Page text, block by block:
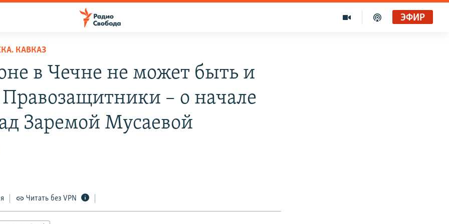
ЭФИР
КАВКАЗ
в Чечне не может быть и
– о начале
Заремой Мусаевой
Читать без VPN